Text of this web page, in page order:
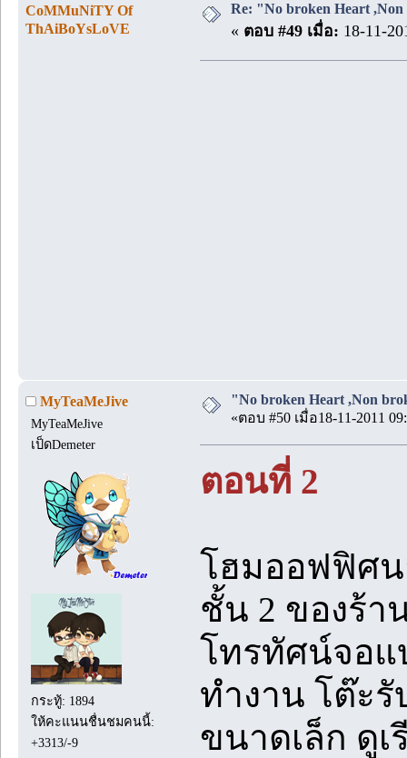
CoMMuNiTY Of
ThAiBoYsLoVE
Re: "No broken Heart ,Non
« ตอบ #49 เมื่อ: 18-11-
MyTeaMeJive
MyTeaMeJive
เป็ดDemeter
กระทู้: 1894
ให้คะแนนชื่นชมคนนี้:
+3313/-9
"No broken Heart ,Non
«ตอบ #50 เมื่อ18-11-2011
ตอนที่ 2
โฮมออฟฟิศ
ชั้น 2 ของร้า
โทรทัศน์จอ
ทำงาน โต๊ะ
ขนาดเล็ก ดู